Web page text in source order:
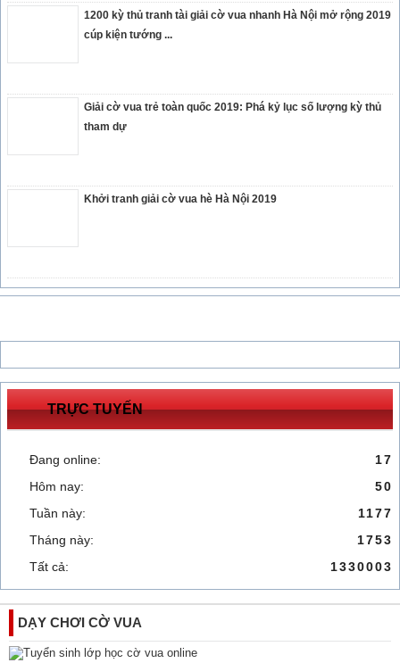
1200 kỳ thủ tranh tài giải cờ vua nhanh Hà Nội mở rộng 2019
cúp kiện tướng ...
Giải cờ vua trẻ toàn quốc 2019: Phá kỷ lục số lượng kỳ thủ
tham dự
Khởi tranh giải cờ vua hè Hà Nội 2019
TRỰC TUYẾN
Đang online:
17
Hôm nay:
50
Tuần này:
1177
Tháng này:
1753
Tất cả:
1330003
DẠY CHƠI CỜ VUA